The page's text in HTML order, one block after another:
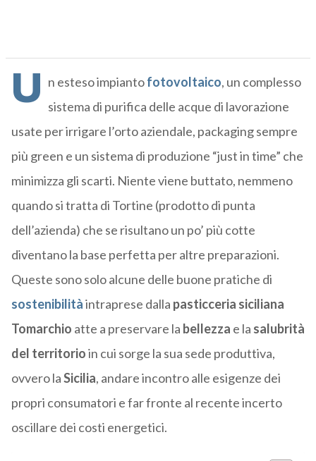
U n esteso impiantofotovoltaico, un complesso
sistema di purifica delle acque di lavorazione
usate per irrigare l’orto aziendale, packaging sempre
più green e un sistema di produzione “just in time” che
minimizza gli scarti. Niente viene buttato, nemmeno
quando si tratta di Tortine (prodotto di punta
dell’azienda) che se risultano un po’ più cotte
diventano la base perfetta per altre preparazioni.
Queste sono solo alcune delle buone pratiche di
sostenibilitàintraprese dalla pasticceria siciliana
Tomarchio atte a preservare la bellezza e la salubrità
del territorioin cui sorge la sua sede produttiva,
ovvero laSicilia, andare incontro alle esigenze dei
propri consumatori e far fronte al recente incerto
oscillare dei costi energetici.